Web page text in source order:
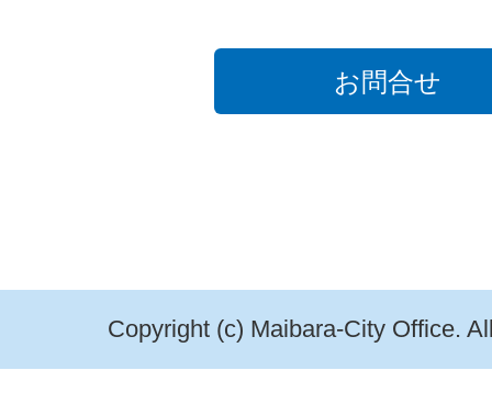
お問合せ
Copyright (c) Maibara-City Office.